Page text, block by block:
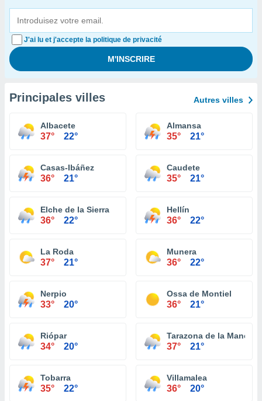
J'ai lu et j'accepte la politique de privacité
Principales villes Autres villes
Albacete
37° 22°
Almansa
35° 21°
Casas-Ibáñez
36° 21°
Caudete
35° 21°
Elche de la Sierra
36° 22°
Hellín
36° 22°
La Roda
37° 21°
Munera
36° 22°
Nerpio
33° 20°
Ossa de Montiel
36° 21°
Riópar
34° 20°
Tarazona de la Mancha
37° 21°
Tobarra
35° 22°
Villamalea
36° 20°